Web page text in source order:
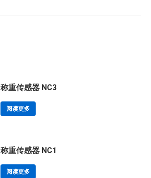
称重传感器 NC3
阅读更多
称重传感器 NC1
阅读更多